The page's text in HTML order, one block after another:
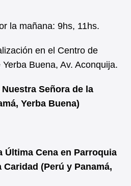
la mañana: 9hs, 11hs.
en el Centro de
Buena, Av. Aconquija.
Señora de la
Yerba Buena)
Última Cena en Parroquia
(Perú y Panamá,